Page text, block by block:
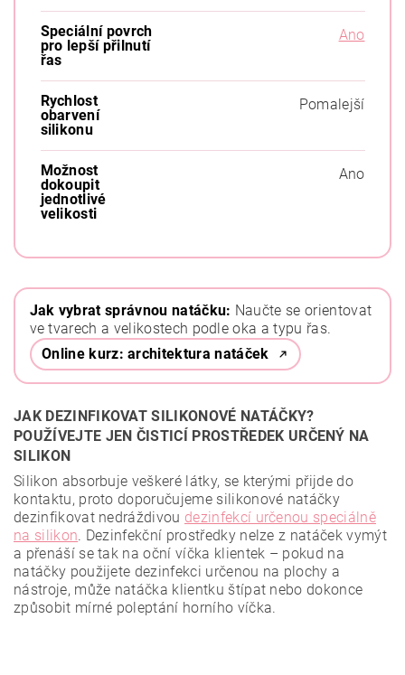
Speciální povrch
pro lepší přilnutí
řas
Ano
Rychlost
obarvení
silikonu
Pomalejší
Možnost
dokoupit
jednotlivé
velikosti
Ano
Jak vybrat správnou natáčku: Naučte se orientovat
ve tvarech a velikostech podle oka a typu řas.
Online kurz: architektura natáček
JAK DEZINFIKOVAT SILIKONOVÉ NATÁČKY?
POUŽÍVEJTE JEN ČISTICÍ PROSTŘEDEK URČENÝ NA
SILIKON
Silikon absorbuje veškeré látky, se kterými přijde do
kontaktu, proto doporučujeme silikonové natáčky
dezinfikovat nedráždivou dezinfekcí určenou speciálně
na silikon. Dezinfekční prostředky nelze z natáček vymýt
a přenáší se tak na oční víčka klientek – pokud na
natáčky použijete dezinfekci určenou na plochy a
nástroje, může natáčka klientku štípat nebo dokonce
způsobit mírné poleptání horního víčka.